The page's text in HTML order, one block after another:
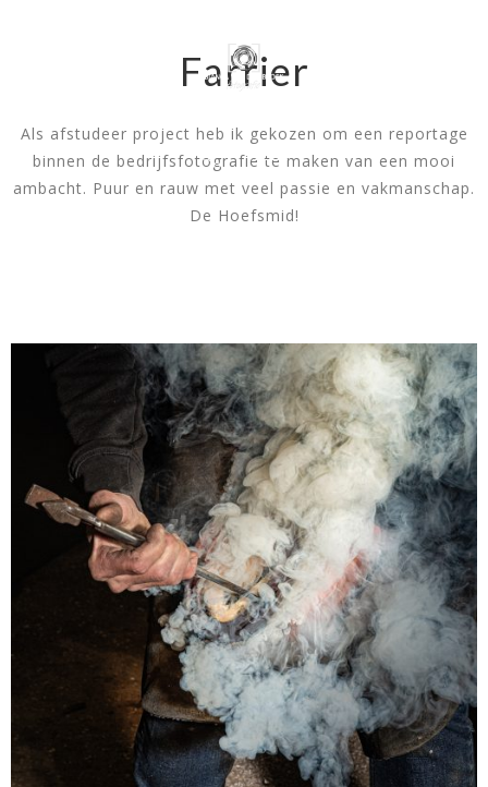
FOTOVAKSCHOOL
Bedrijfsfotografie / 9 januari 2020
Farrier
Als afstudeer project heb ik gekozen om een reportage
binnen de bedrijfsfotografie te maken van een mooi
ambacht. Puur en rauw met veel passie en vakmanschap.
De Hoefsmid!